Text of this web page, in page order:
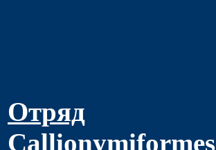
Отряд
Callionymiformes